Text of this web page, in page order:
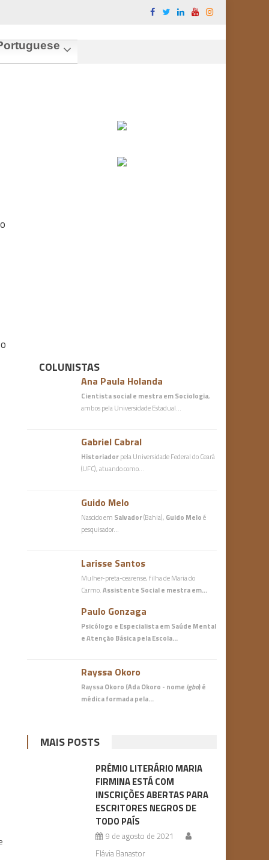
COLUNISTAS
Ana Paula Holanda
Cientista social e mestra em Sociologia,
ambos pela Universidade Estadual…
Gabriel Cabral
Historiadorpela Universidade Federal do Ceará
(UFC), atuando como…
Guido Melo
Nascido em Salvador(Bahia), Guido Meloé
pesquisador…
Larisse Santos
Mulher-preta-cearense, filha de Maria do
Carmo.Assistente Social e mestra em…
Paulo Gonzaga
Psicólogo e Especialista em Saúde Mental
e Atenção Básicapela Escola…
Rayssa Okoro
Rayssa Okoro (Ada Okoro - nome igbo) é
médicaformada pela…
MAIS POSTS
PRÊMIO LITERÁRIO MARIA
FIRMINA ESTÁ COM
INSCRIÇÕES ABERTAS PARA
ESCRITORES NEGROS DE
TODO PAÍS
9 de agosto de 2021
Flávia Banastor